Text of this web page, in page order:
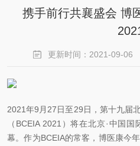
携手前行共襄盛会 博
更新时间：2021-09-06
2021年9月27日至29日，第十九届
（BCEIA 2021）将在北京·中国
幕。作为BCEIA的常客，博医康今